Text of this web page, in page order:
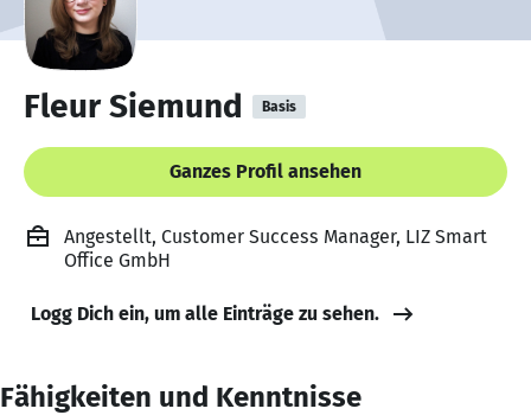
Fleur Siemund Basis
Ganzes Profil ansehen
Angestellt, Customer Success Manager, LIZ Smart
Office GmbH
Logg Dich ein, um alle Einträge zu sehen.
Fähigkeiten und Kenntnisse